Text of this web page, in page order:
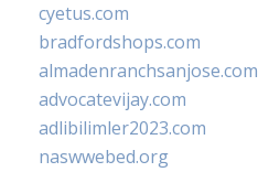
cyetus.com
bradfordshops.com
almadenranchsanjose.com
advocatevijay.com
adlibilimler2023.com
naswwebed.org